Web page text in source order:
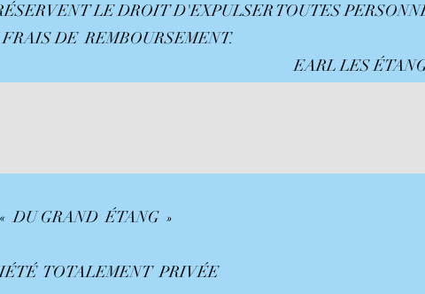
LE DROIT D'EXPULSER TOUTES
FRAIS DE REMBOURSEMENT.
ÉTANGS DE
DU GRAND ÉTANG »
TOTALEMENT PRIVÉE